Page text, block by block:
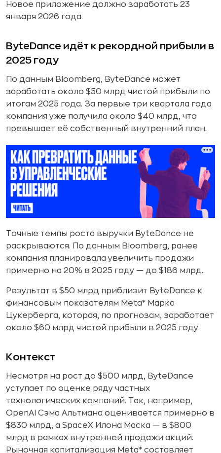
Новое приложение должно заработать 23
января 2026 года.
ByteDance идёт к рекордной прибыли в
2025 году
По данным Bloomberg, ByteDance может
заработать около $50 млрд чистой прибыли по
итогам 2025 года. За первые три квартала года
компания уже получила около $40 млрд, что
превышает её собственный внутренний план.
Точные темпы роста выручки ByteDance не
раскрываются. По данным Bloomberg, ранее
компания планировала увеличить продажи
примерно на 20% в 2025 году — до $186 млрд.
Результат в $50 млрд приблизит ByteDance к
финансовым показателям Meta* Марка
Цукерберга, которая, по прогнозам, заработает
около $60 млрд чистой прибыли в 2025 году.
Контекст
Несмотря на рост до $500 млрд, ByteDance
уступает по оценке ряду частных
технологических компаний. Так, например,
OpenAI Сэма Альтмана оценивается примерно в
$830 млрд, а SpaceX Илона Маска — в $800
млрд в рамках внутренней продажи акций.
Рыночная капитализация Meta* составляет